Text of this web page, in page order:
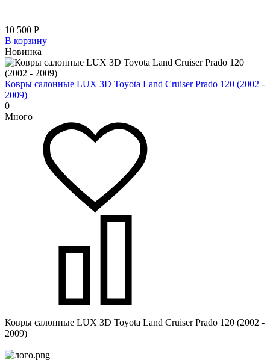
10 500 Р
В корзину
Новинка
Ковры салонные LUX 3D Toyota Land Cruiser Prado 120 (2002 -
2009)
0
Много
Ковры салонные LUX 3D Toyota Land Cruiser Prado 120 (2002 -
2009)